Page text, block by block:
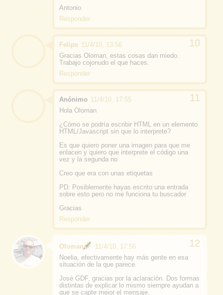
Antonio
Responder
Felipe 11/4/10, 13:56
Gracias Oloman, estas cosas dan miedo.
Trabajo cojonudo el que haces.
Responder
Anónimo 11/4/10, 17:55
Hola Oloman
¿Cómo se podría escribir HTML en un elemento
HTML/Javascript sin que lo interprete?
Es que quiero poner una imagen para que me
enlacen y quiero que interprete el código una
vez y la segunda no
Creo que era con unas etiquetas
PD: Posiblemente hayas escrito una entrada
sobre esto pero no me funciona tu buscador
Gracias
Responder
Oloman
11/4/10, 17:56
Noelia, efectivamente hay más gente en esa
situación de la que parece.
José GDF, gracias por la aclaración. Dos formas
distintas de explicar lo mismo siempre ayudan a
que se capte mejor el mensaje.